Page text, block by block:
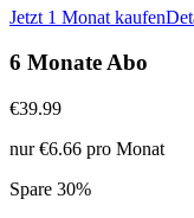
Jetzt 1 Monat kaufen
6 Monate Abo
€39.99
nur €6.66 pro Monat
Spare 30%